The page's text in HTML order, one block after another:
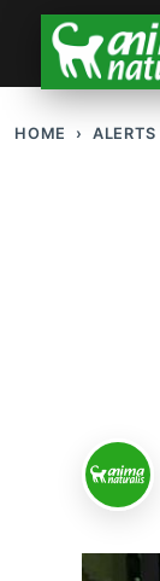
HOME ALERTS